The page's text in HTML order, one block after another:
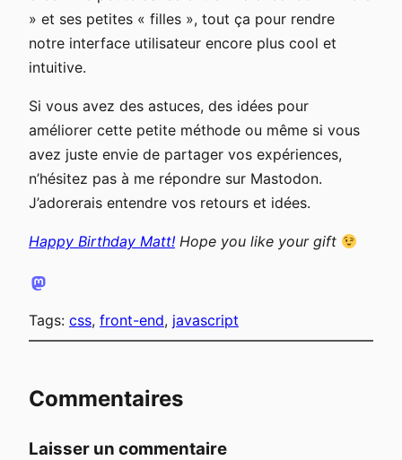
» et ses petites « filles », tout ça pour rendre
notre interface utilisateur encore plus cool et
intuitive.
Si vous avez des astuces, des idées pour
améliorer cette petite méthode ou même si vous
avez juste envie de partager vos expériences,
n’hésitez pas à me répondre sur Mastodon.
J’adorerais entendre vos retours et idées.
Happy Birthday Matt! Hope you like your gift
Tags: css, front-end, javascript
Commentaires
Laisser un commentaire